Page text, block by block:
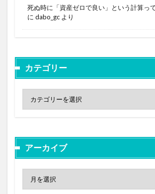
死ぬ時に「資産ゼロで良い」という計算っ
に dabo_gc より
カテゴリー
アーカイブ